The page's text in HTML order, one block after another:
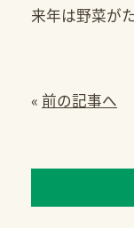
来年は野菜が
« 前の記事へ